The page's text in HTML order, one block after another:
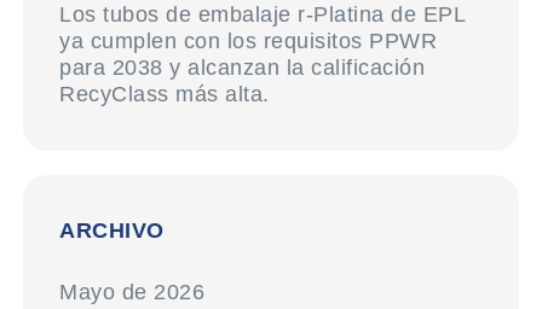
Los tubos de embalaje r-Platina de EPL
ya cumplen con los requisitos PPWR
para 2038 y alcanzan la calificación
RecyClass más alta.
ARCHIVO
Mayo de 2026